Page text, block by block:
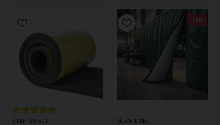
SILENTDIRECT SILENTDIRECT
-11%